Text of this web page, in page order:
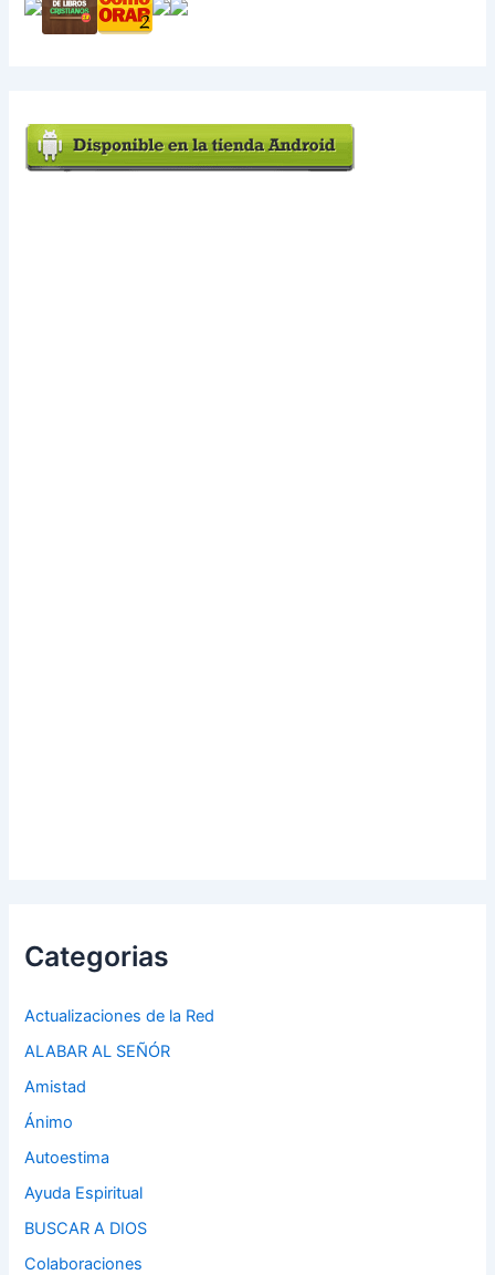
Categorias
Actualizaciones de la Red
ALABAR AL SEÑÓR
Amistad
Ánimo
Autoestima
Ayuda Espiritual
BUSCAR A DIOS
Colaboraciones